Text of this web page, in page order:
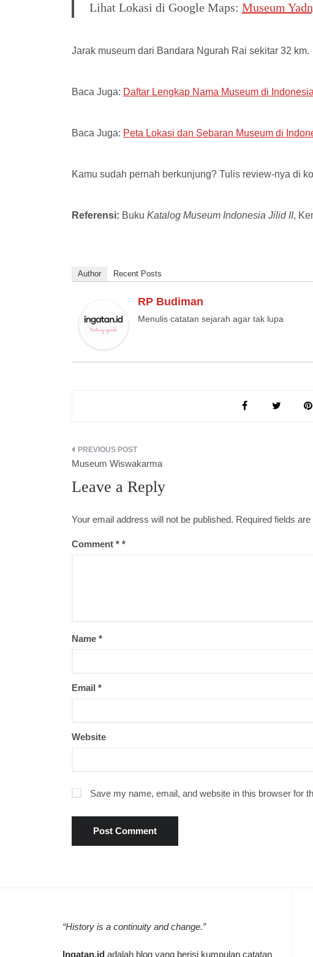
Lihat Lokasi di Google Maps: Museum
Jarak museum dari Bandara Ngurah Rai sekitar 32 km.
Baca Juga: Daftar Lengkap Nama Museum di Indonesia
Baca Juga: Peta Lokasi dan Sebaran Museum di
Kamu sudah pernah berkunjung? Tulis review-nya di
Referensi: Buku Katalog Museum Indonesia Jilid II,
Author Recent Posts
RP Budiman
Menulis catatan sejarah agar tak lupa
Post
navigation
Museum Wiswakarma
Leave a Reply
Your email address will not be published. Required fields
Comment *
Name *
Email *
Website
Save my name, email, and website in this browser for
“History is a continuity and change.”
Ingatan.id adalah blog yang berisi kumpulan catatan